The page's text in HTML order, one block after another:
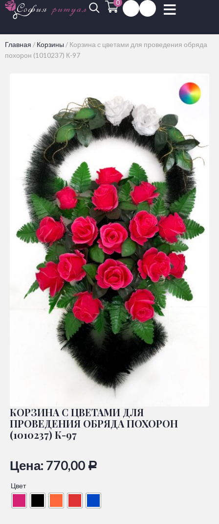
0
Главная / Корзины / Корзина с цветами для проведения обряда
похорон (1010237) К-97
КОРЗИНА С ЦВЕТАМИ ДЛЯ
ПРОВЕДЕНИЯ ОБРЯДА ПОХОРОН
(1010237) К-97
Цена: 770,00 Р
Цвет